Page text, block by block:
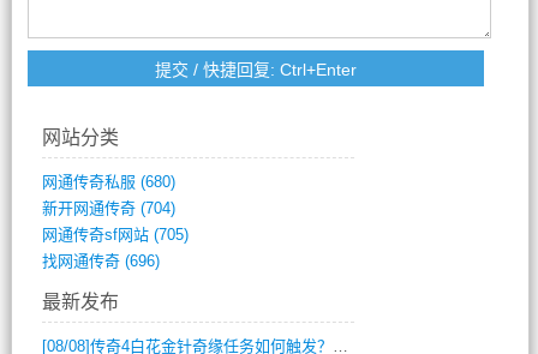
网站分类
网通传奇私服 (680)
新开网通传奇(704)
网通传奇sf网站(705)
找网通传奇(696)
最新发布
[08/08]传奇4白花金针奇缘任务如何触发？完整攻略解析